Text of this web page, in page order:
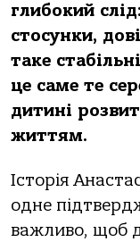
глибокий
стосунки,
таке
це саме те
дитині
життям.
Історія
одне
важливо, щоб